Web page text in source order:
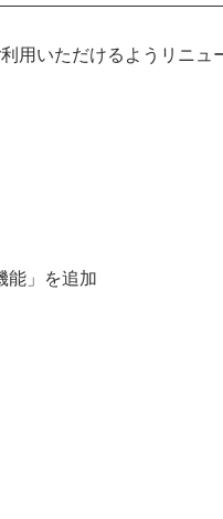
用いただけるようリニュ
能」を追加